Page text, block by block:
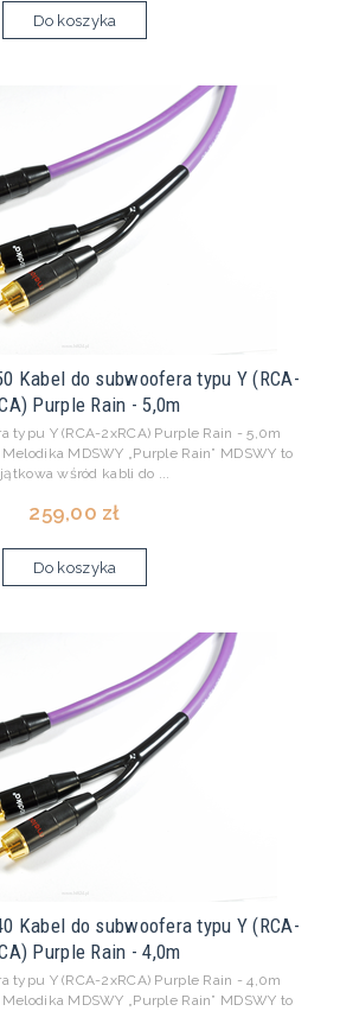
Do koszyka
Kabel do subwoofera typu Y (RCA-
Purple Rain - 5,0m
typu Y (RCA-2xRCA) Purple Rain - 5,0m
MDSWY „Purple Rain” MDSWY to
wśród kabli do ...
259,00 zł
Do koszyka
Kabel do subwoofera typu Y (RCA-
Purple Rain - 4,0m
typu Y (RCA-2xRCA) Purple Rain - 4,0m
MDSWY „Purple Rain” MDSWY to